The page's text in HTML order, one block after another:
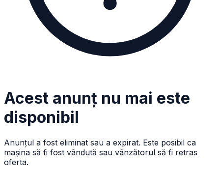
Acest anunț nu mai este
disponibil
Anunțul a fost eliminat sau a expirat. Este posibil ca
mașina să fi fost vândută sau vânzătorul să fi retras
oferta.